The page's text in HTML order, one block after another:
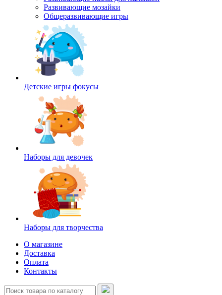
Развивающие мозайки
Общеразвивающие игры
Детские игры фокусы
Наборы для девочек
Наборы для творчества
О магазине
Доставка
Оплата
Контакты